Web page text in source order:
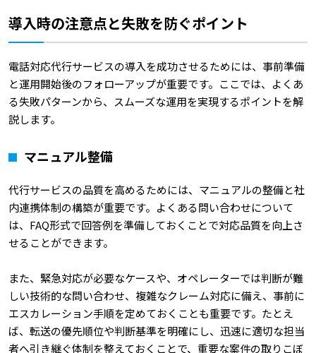
導入時の注意点と失敗を防ぐポイント
電話対応代行サービスの導入を成功させるためには、事前準備
と運用開始後のフォローアップが重要です。ここでは、よくあ
る失敗パターンから、スムーズな運用を実現するポイントを解
説します。
マニュアル整備
代行サービスの品質を高めるためには、マニュアルの整備と社
内連携体制の構築が重要です。よくある問い合わせについて
は、FAQ形式で回答例を準備しておくことで対応品質を向上さ
せることができます。
また、緊急対応が必要なケースや、オペレーターでは判断が難
しい技術的な問い合わせ、複雑なクレーム対応に備え、事前に
エスカレーション手順を定めておくことも重要です。たとえ
ば、転送の優先順位や判断基準を明確にし、迅速に適切な担当
者へ引き継ぐ体制を整えておくことで、重要な案件の取りこぼ